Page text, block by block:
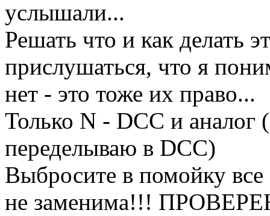
услышали...
Решать что и как делать
прислушаться, что я
нет - это тоже их право...
Только N - DCC и аналог
переделываю в DCC)
Выбросите в помойку
не заменима!!!